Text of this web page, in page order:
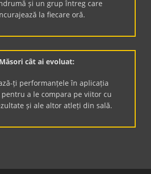
și un grup întreg care
la fiecare oră.
Măsori cât ai evoluat:
ți performanțele în aplicația
pentru a le compara pe viitor cu
și ale altor atleți din sală.